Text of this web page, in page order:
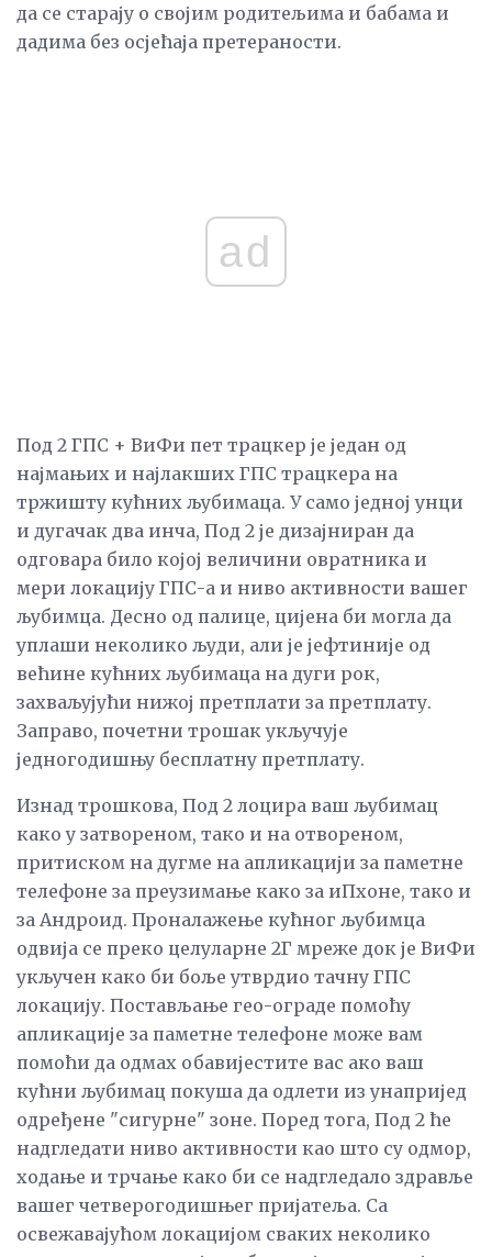
да се старају о својим родитељима и бабама и
дадима без осјећаја претераности.
ad
Под 2 ГПС + ВиФи пет трацкер је један од
најмањих и најлакших ГПС трацкера на
тржишту кућних љубимаца. У само једној унци
и дугачак два инча, Под 2 је дизајниран да
одговара било којој величини овратника и
мери локацију ГПС-а и ниво активности вашег
љубимца. Десно од палице, цијена би могла да
уплаши неколико људи, али је јефтиније од
већине кућних љубимаца на дуги рок,
захваљујући нижој претплати за претплату.
Заправо, почетни трошак укључује
једногодишњу бесплатну претплату.
Изнад трошкова, Под 2 лоцира ваш љубимац
како у затвореном, тако и на отвореном,
притиском на дугме на апликацији за паметне
телефоне за преузимање како за иПхоне, тако и
за Андроид. Проналажење кућног љубимца
одвија се преко целуларне 2Г мреже док је ВиФи
укључен како би боље утврдио тачну ГПС
локацију. Постављање гео-ограде помоћу
апликације за паметне телефоне може вам
помоћи да одмах обавијестите вас ако ваш
кућни љубимац покуша да одлети из унапријед
одређене "сигурне" зоне. Поред тога, Под 2 ће
надгледати ниво активности као што су одмор,
ходање и трчање како би се надгледало здравље
вашег четверогодишњег пријатеља. Са
освежавајућом локацијом сваких неколико